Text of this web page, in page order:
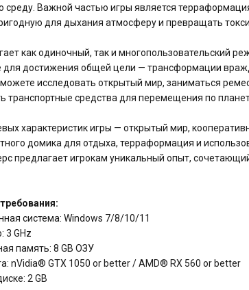
Важной частью игры является
для дыхания атмосферу и превращать
как одиночный, так и многопользовательский
для достижения общей цели — трансформации
исследовать открытый мир, заниматься
транспортные средства для перемещения по
характеристик игры — открытый мир,
домика для отдыха, терраформация и
предлагает игрокам уникальный опыт,
система: Windows 7/8/10/11
3 GHz
память: 8 GB ОЗУ
nVidia® GTX 1050 or better / AMD® RX 560 or better
2 GB